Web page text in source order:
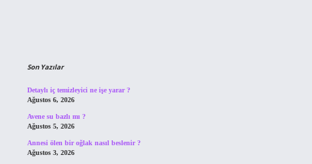
Son Yazılar
Detaylı iç temizleyici ne işe yarar ?
Ağustos 6, 2026
Avene su bazlı mı ?
Ağustos 5, 2026
Annesi ölen bir oğlak nasıl beslenir ?
Ağustos 3, 2026